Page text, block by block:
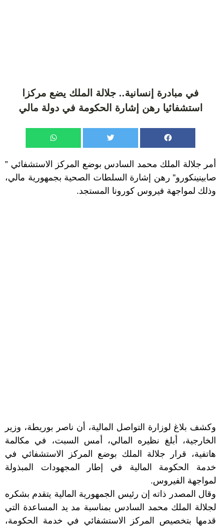
في مبادرة إنسانية.. جلالة الملك يضع مركزا
استشفائيا رهن إشارة الحكومة في دولة مالي
أمر جلالة الملك محمد السادس بوضع المركز الاستشفائي ”
صابينينكورو” رهن إشارة السلطات الصحية بجمهورية مالي،
وذلك لمواجهة فيروس كورونا المستجد.
وكشف بلاغ لوزارة التواصل المالية، أن ناصر بوريطة، وزير
الخارجية، أبلغ نظيره المالي، أمس السبت، في مكالمة
هاتفية، قرار جلالة الملك بوضع المركز الاستشفائي في
خدمة الحكومة المالية في إطار المجهودات المبذولة
لمواجهة الفيروس.
وقال المصدر ذاته إن رئيس الجمهورية المالية يتقدم بشكره
لجلالة الملك محمد السادس بمناسبة مد يد المساعدة التي
قدمها بتخصيص المركز الاستشفائي في خدمة الحكومة،